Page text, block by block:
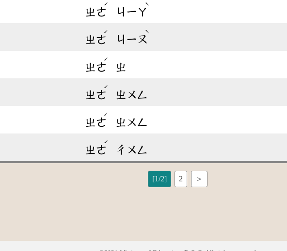
ㄓㄜ
ˊ
ㄐㄧㄚ
ˋ
ㄓㄜ
ˊ
ㄐㄧㄡ
ˋ
ㄓㄜ
ˊ
ㄓ
ㄓㄜ
ˊ
ㄓㄨㄥ
ㄓㄜ
ˊ
ㄓㄨㄥ
ㄓㄜ
ˊ
ㄔㄨㄥ
[1/2] 2 ＞